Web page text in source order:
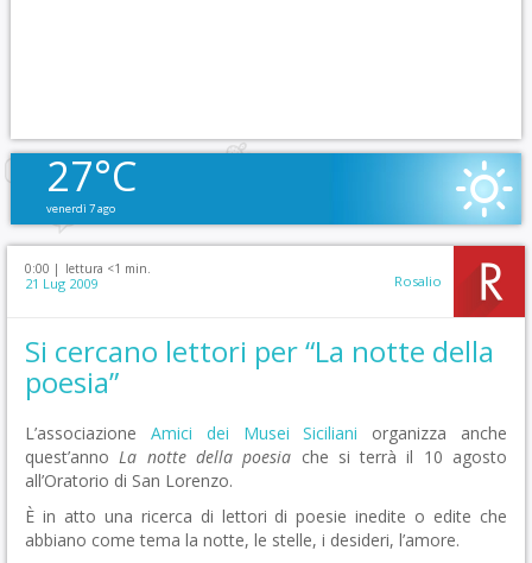
27°C
venerdì 7 ago
0:00 | lettura <1 min.
21 Lug 2009 Rosalio
Si cercano lettori per “La notte della
poesia”
L’associazione Amici dei Musei Siciliani organizza anche
quest’annoLa notte della poesia che si terrà il 10 agosto
all’Oratorio di San Lorenzo.
È in atto una ricerca di lettori di poesie inedite o edite che
abbiano come tema la notte, le stelle, i desideri, l’amore.